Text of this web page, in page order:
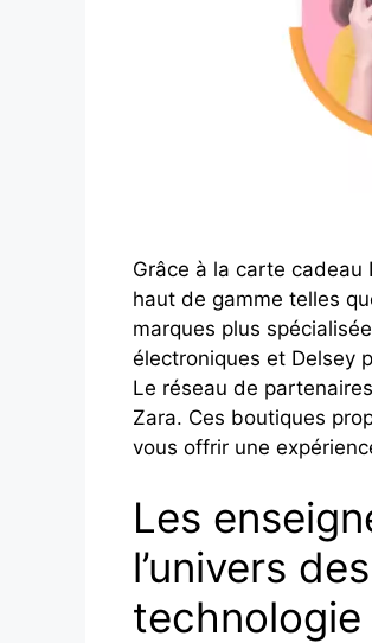
Grâce à la carte cadeau
haut de gamme telles
marques plus
électroniques et Delsey
Le réseau de
Zara. Ces boutiques
vous offrir une
Les
l’univers
technologie